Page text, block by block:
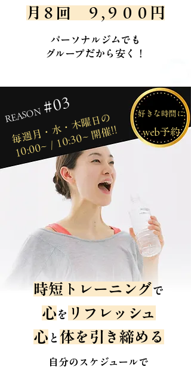
月８回 ９,９００円
パーソナルジムでも
​グループだから安く！
REASON #03
毎週月・水・木曜日の
10:00~ / 10:30~ 開催!!
好きな時間に
web予約
時短トレーニングで
心 を リフレッシュ
​心 と 体を引き締める
自分のスケジュールで